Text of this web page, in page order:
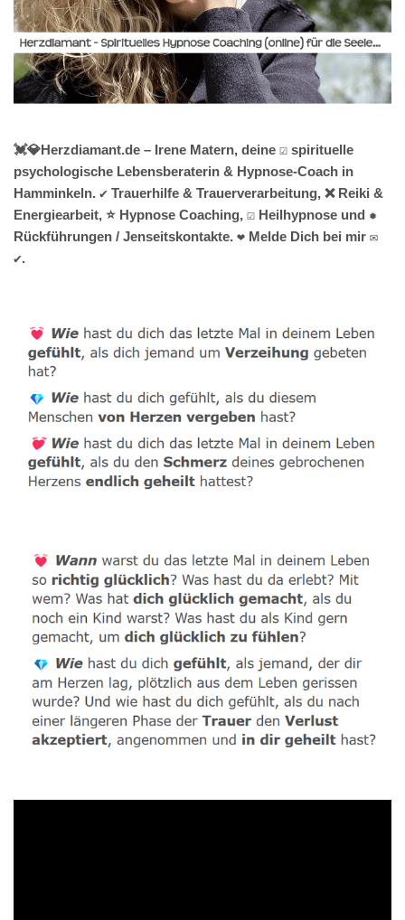
💓️💎Herzdiamant.de – Irene Matern, deine ☑️ spirituelle
psychologische Lebensberaterin & Hypnose-Coach in
Hamminkeln. ✔️ Trauerhilfe & Trauerverarbeitung, ❌ Reiki &
Energiearbeit, ⭐ Hypnose Coaching, ☑️ Heilhypnose und ✹
Rückführungen / Jenseitskontakte. ❤ Melde Dich bei mir ✉
✔.